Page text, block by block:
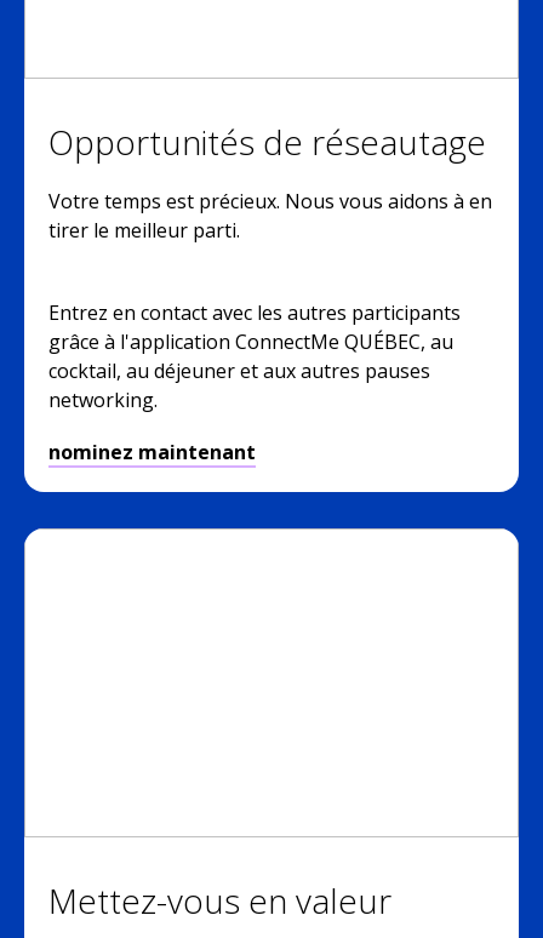
Opportunités de réseautage
Votre temps est précieux. Nous vous aidons à en
tirer le meilleur parti.
Entrez en contact avec les autres participants
grâce à l'application ConnectMe QUÉBEC, au
cocktail, au déjeuner et aux autres pauses
networking.
nominez maintenant
Mettez-vous en valeur